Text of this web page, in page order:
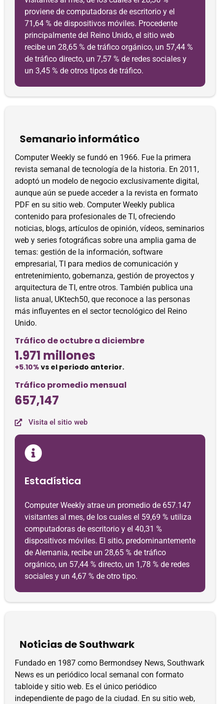
proviene de computadoras de escritorio y el
71,64 % de dispositivos móviles. Procedente
principalmente del Reino Unido, el sitio web
recibe un 28,65 % de tráfico orgánico, un 57,44 %
de tráfico directo, un 7,57 % de redes sociales y
un 3,45 % de otros tipos de tráfico.
Semanario informático
Computer Weekly se fundó en 1966. Fue la primera
revista semanal de tecnología de la historia. En 2011,
adoptó un modelo de negocio exclusivamente digital,
aunque aún se puede acceder a la revista en formato
PDF en su sitio web. Computer Weekly publica
contenido para profesionales de TI, ofreciendo
noticias, blogs, artículos de opinión, vídeos, seminarios
web y series fotográficas sobre una amplia gama de
temas: gestión de la información, software
empresarial, TI para medios de comunicación y
entretenimiento, gobernanza, gestión de proyectos y
arquitectura de TI, entre otros. También publica una
lista anual, UKtech50, que reconoce a las personas
más influyentes en el sector tecnológico del Reino
Unido.
Tráfico de octubre a diciembre
1.971 millones
+5.10% vs el periodo anterior.
Tráfico promedio mensual
657,147
Visita el sitio web
Estadística
Computer Weekly atrae un promedio de 657.147
visitantes al mes, de los cuales el 59,69 % utiliza
computadoras de escritorio y el 40,31 %
dispositivos móviles. El sitio, predominantemente
de Alemania, recibe un 28,65 % de tráfico
orgánico, un 57,44 % directo, un 1,78 % de redes
sociales y un 4,67 % de otro tipo.
Noticias de Southwark
Fundado en 1987 como Bermondsey News, Southwark
News es un periódico local semanal con formato
tabloide y sitio web. Es el único periódico
independiente de pago de la ciudad. En su sitio web,